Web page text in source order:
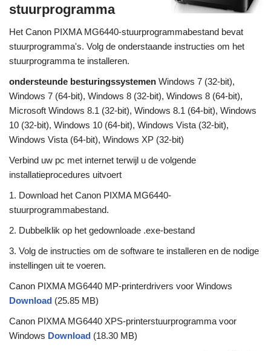
stuurprogramma
Het Canon PIXMA MG6440-stuurprogrammabestand bevat
stuurprogramma's. Volg de onderstaande instructies om het
stuurprogramma te installeren.
ondersteunde besturingssystemen Windows 7 (32-bit),
Windows 7 (64-bit), Windows 8 (32-bit), Windows 8 (64-bit),
Microsoft Windows 8.1 (32-bit), Windows 8.1 (64-bit), Windows
10 (32-bit), Windows 10 (64-bit), Windows Vista (32-bit),
Windows Vista (64-bit), Windows XP (32-bit)
Verbind uw pc met internet terwijl u de volgende
installatieprocedures uitvoert
1. Download het Canon PIXMA MG6440-
stuurprogrammabestand.
2. Dubbelklik op het gedownloade .exe-bestand
3. Volg de instructies om de software te installeren en de nodige
instellingen uit te voeren.
Canon PIXMA MG6440 MP-printerdrivers voor Windows
Download (25.85 MB)
Canon PIXMA MG6440 XPS-printerstuurprogramma voor
Windows Download (18.30 MB)